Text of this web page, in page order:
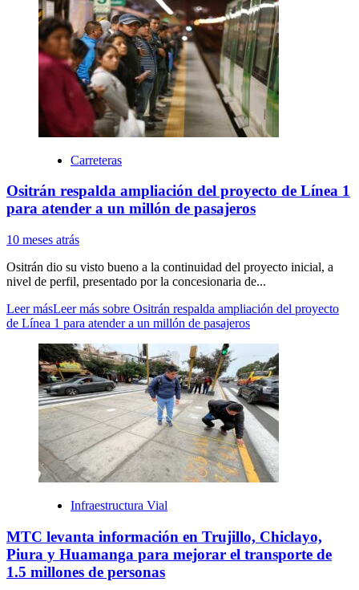
Carreteras
Ositrán respalda ampliación del proyecto de Línea 1
para atender a un millón de pasajeros
10 meses atrás
Ositrán dio su visto bueno a la continuidad del proyecto inicial, a
nivel de perfil, presentado por la concesionaria de...
Leer másLeer más sobre Ositrán respalda ampliación del proyecto
de Línea 1 para atender a un millón de pasajeros
Infraestructura Vial
MTC levanta información en Trujillo, Chiclayo,
Piura y Huamanga para mejorar el transporte de
1.5 millones de personas